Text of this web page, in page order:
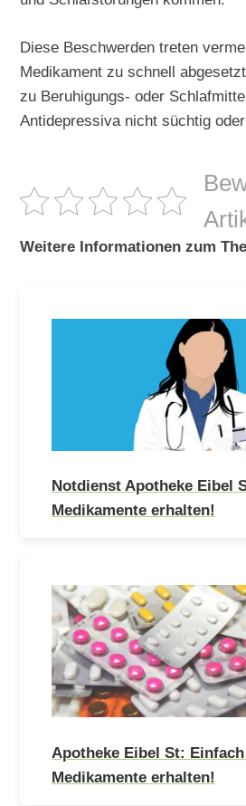
Diese Beschwerden treten
Medikament zu schnell
zu Beruhigungs- oder
Antidepressiva nicht süchtig
Weitere Informationen zum
Notdienst Apotheke Eibel
Medikamente erhalten!
Apotheke Eibel St:
Medikamente erhalten!